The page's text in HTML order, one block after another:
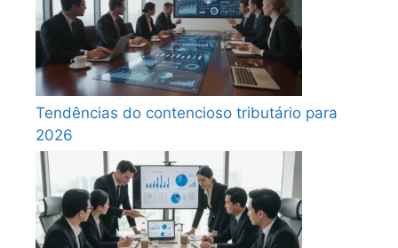
Tendências do contencioso tributário para
2026